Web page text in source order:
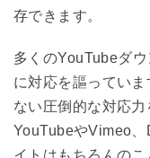
存できます。
多くのYouTubeダ
に対応を謳ってい
ない圧倒的な対応力
YouTubeやVimeo
イトはもちろんの